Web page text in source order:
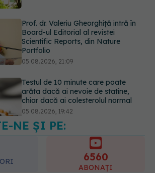
Testul de 10 minute care poate
arăta dacă ai nevoie de statine,
chiar dacă ai colesterolul normal
05.08.2026, 19:42
Pepenele roșu sau cel galben: care
crește glicemia mai repede.
Răspunsul unui medic diabetolog
06.08.2026, 09:36
NE ȘI PE:
6560
ABONAȚI